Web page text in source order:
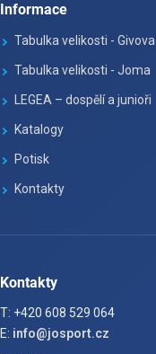
Informace
Tabulka velikosti - Givova
Tabulka velikosti - Joma
LEGEA – dospělí a junioři
Katalogy
Potisk
Kontakty
Kontakty
T: +420 608 529 064
E: info@josport.cz